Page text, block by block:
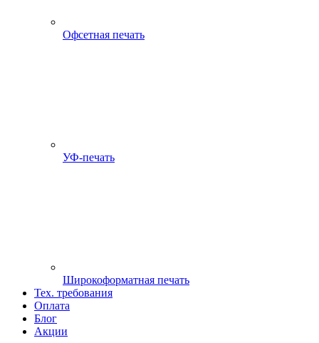
Офсетная печать
УФ-печать
Широкоформатная печать
Тех. требования
Оплата
Блог
Акции